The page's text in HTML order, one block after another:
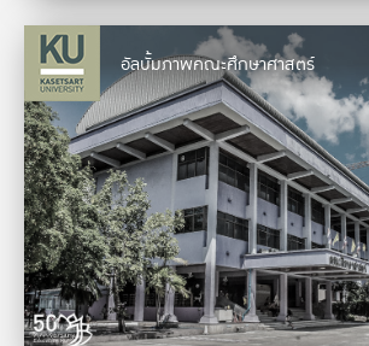
อัลบั้มภาพคณะศึกษาศาสตร์